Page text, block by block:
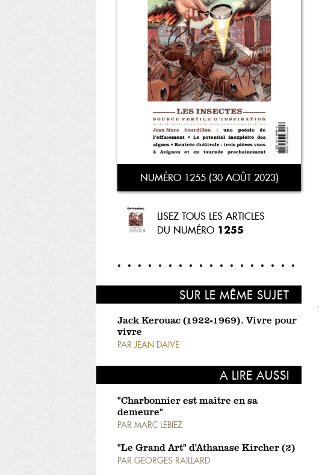
NUMÉRO 1255 (30 AOÛT 2023)
LISEZ TOUS LES ARTICLES
DU NUMÉRO 1255
SUR LE MÊME SUJET
Jack Kerouac (1922-1969). Vivre pour
vivre
PAR JEAN DAIVE
A LIRE AUSSI
"Charbonnier est maître en sa
demeure"
PAR MARC LEBIEZ
"Le Grand Art" d'Athanase Kircher (2)
PAR GEORGES RAILLARD